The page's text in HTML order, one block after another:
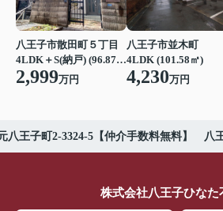
八王子市散田町５丁目
4LDK＋S(納戸) (96.87㎡)
2,999万円
八王子市並木町
4LDK (101.58㎡)
4,230万円
八王子町2-3324-5【仲介手数料無料】 八
株式会社八王子ひなた